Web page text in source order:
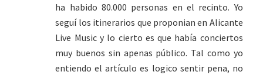
ha habido 80.000 personas en el recinto. Yo
seguí los itinerarios que proponian en Alicante
Live Music y lo cierto es que había conciertos
muy buenos sin apenas público. Tal como yo
entiendo el artículo es logico sentir pena, no